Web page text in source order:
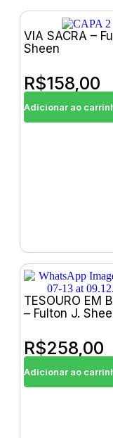
VIA SACRA –
Sheen
R$158,00
Adicionar ao
TESOURO EM
– Fulton J.
R$258,00
Adicionar ao